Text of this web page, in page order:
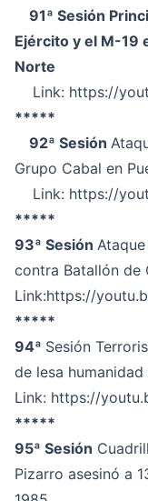
91ª Sesión
Ejército y el M-19
Norte
Link: https://
*****
92ª Sesión
Grupo Cabal en
Link: https://
*****
93ª Sesión
contra Batallón de
Link:https://
*****
94ª Sesión
de lesa
Link: https://
*****
95ª Sesión
Pizarro asesinó a